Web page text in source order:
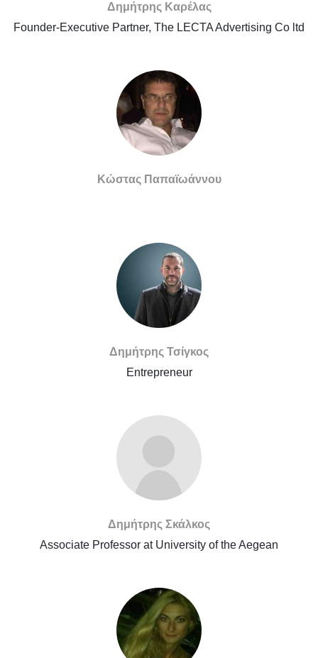
Δημήτρης Καρέλας
Founder-Executive Partner, The LECTA Advertising Co ltd
Κώστας Παπαϊωάννου
Δημήτρης Τσίγκος
Entrepreneur
Δημήτρης Σκάλκος
Associate Professor at University of the Aegean